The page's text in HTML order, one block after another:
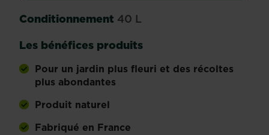
Conditionnement 40 L
Les bénéfices produits
Pour un jardin plus fleuri et des récoltes
plus abondantes
Produit naturel
Fabriqué en France